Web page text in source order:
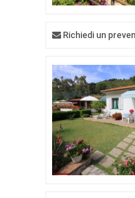
Richiedi un